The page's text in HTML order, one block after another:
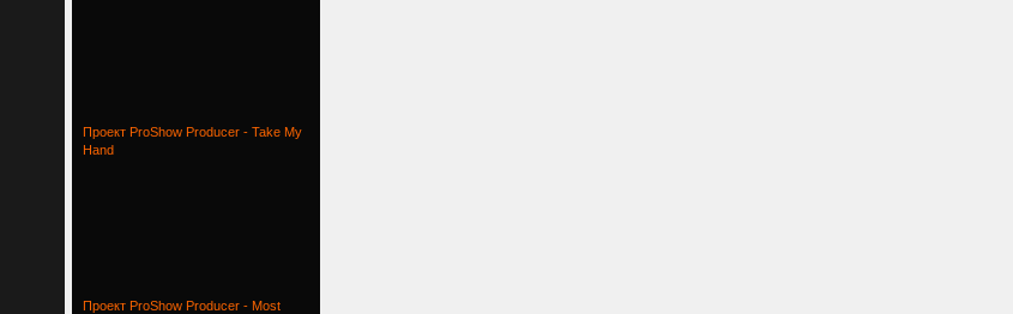
Проект ProShow Producer - Take My
Hand
Проект ProShow Producer - Most